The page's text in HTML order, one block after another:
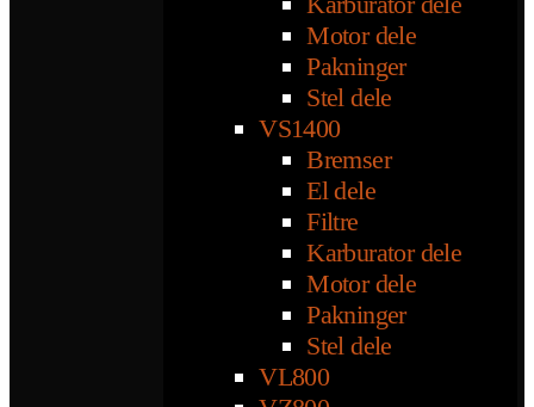
Motor dele
Pakninger
Stel dele
VS1400
Bremser
El dele
Filtre
Karburator dele
Motor dele
Pakninger
Stel dele
VL800